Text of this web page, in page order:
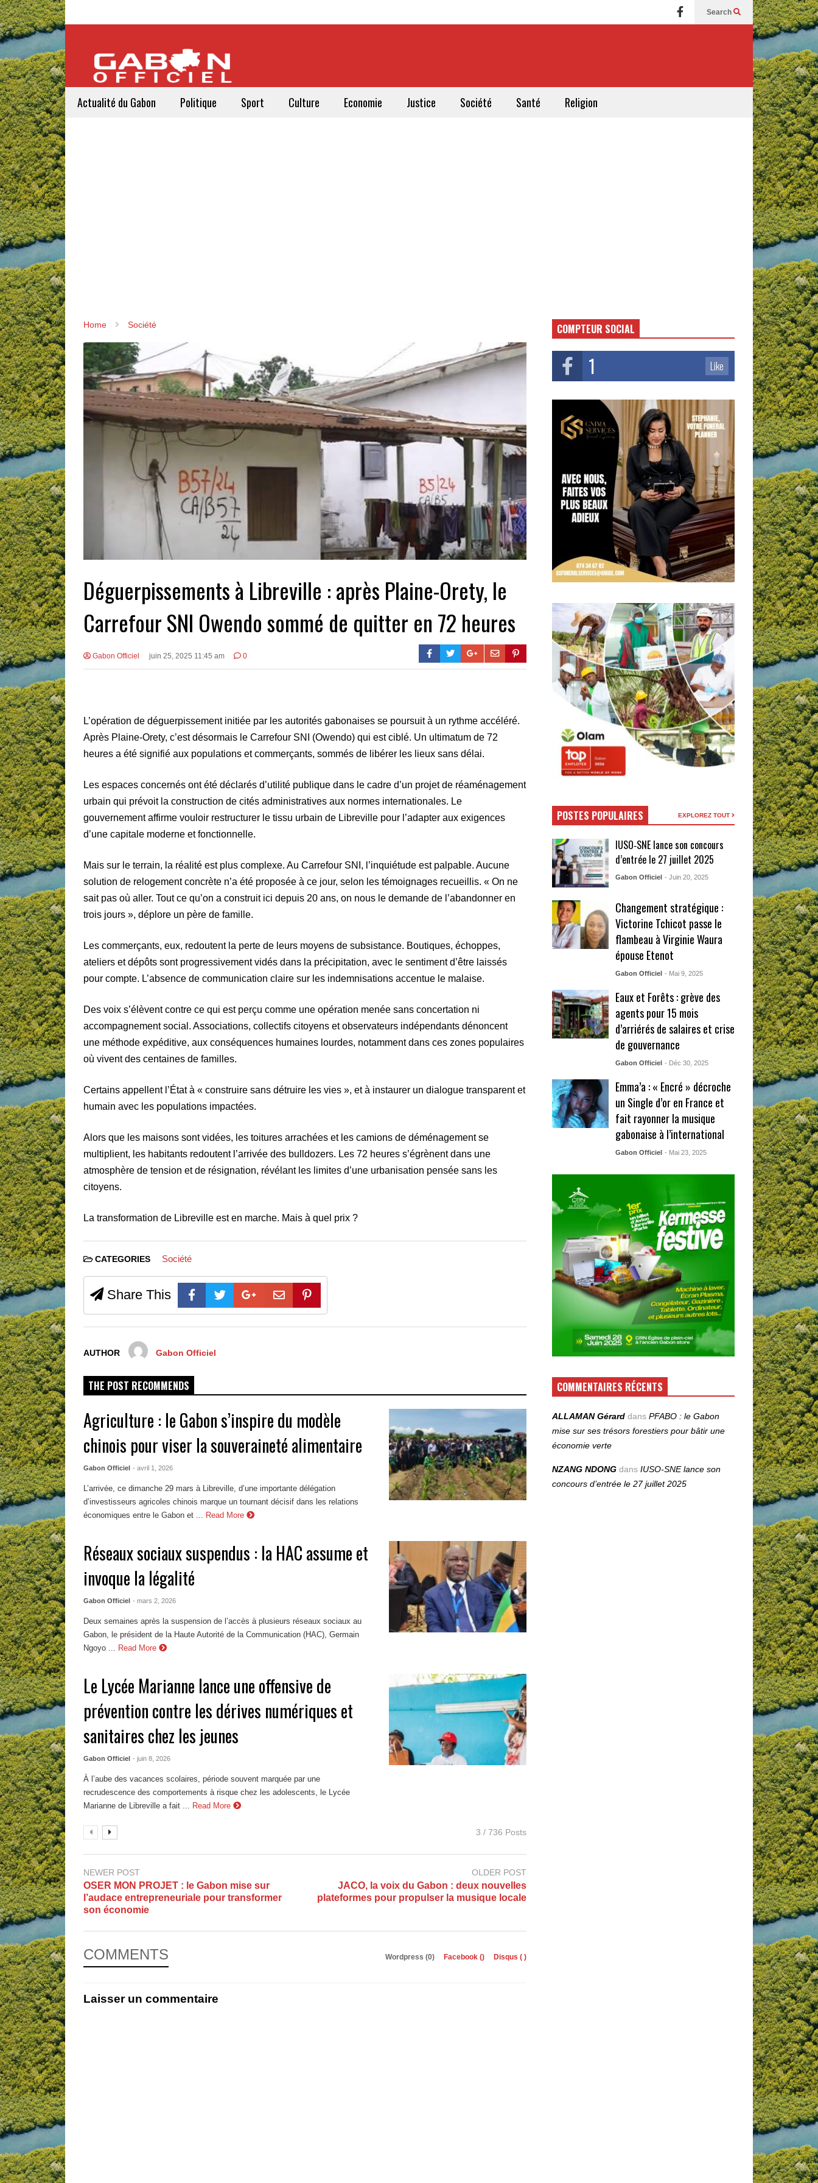
Search
Actualité du Gabon Politique Sport Culture Economie Justice Société Santé Religion
Home Société
Déguerpissements à Libreville : après Plaine-Orety, le
Carrefour SNI Owendo sommé de quitter en 72 heures
Gabon Officiel juin 25, 2025 11:45 am 0
L’opération de déguerpissement initiée par les autorités gabonaises se poursuit à un rythme accéléré.
Après Plaine-Orety, c’est désormais le Carrefour SNI (Owendo) qui est ciblé. Un ultimatum de 72
heures a été signifié aux populations et commerçants, sommés de libérer les lieux sans délai.
Les espaces concernés ont été déclarés d’utilité publique dans le cadre d’un projet de réaménagement
urbain qui prévoit la construction de cités administratives aux normes internationales. Le
gouvernement affirme vouloir restructurer le tissu urbain de Libreville pour l’adapter aux exigences
d’une capitale moderne et fonctionnelle.
Mais sur le terrain, la réalité est plus complexe. Au Carrefour SNI, l’inquiétude est palpable. Aucune
solution de relogement concrète n’a été proposée à ce jour, selon les témoignages recueillis. « On ne
sait pas où aller. Tout ce qu’on a construit ici depuis 20 ans, on nous le demande de l’abandonner en
trois jours », déplore un père de famille.
Les commerçants, eux, redoutent la perte de leurs moyens de subsistance. Boutiques, échoppes,
ateliers et dépôts sont progressivement vidés dans la précipitation, avec le sentiment d’être laissés
pour compte. L’absence de communication claire sur les indemnisations accentue le malaise.
Des voix s’élèvent contre ce qui est perçu comme une opération menée sans concertation ni
accompagnement social. Associations, collectifs citoyens et observateurs indépendants dénoncent
une méthode expéditive, aux conséquences humaines lourdes, notamment dans ces zones populaires
où vivent des centaines de familles.
Certains appellent l’État à « construire sans détruire les vies », et à instaurer un dialogue transparent et
humain avec les populations impactées.
Alors que les maisons sont vidées, les toitures arrachées et les camions de déménagement se
multiplient, les habitants redoutent l’arrivée des bulldozers. Les 72 heures s’égrènent dans une
atmosphère de tension et de résignation, révélant les limites d’une urbanisation pensée sans les
citoyens.
La transformation de Libreville est en marche. Mais à quel prix ?
CATEGORIES Société
Share This
AUTHOR Gabon Officiel
THE POST RECOMMENDS
Agriculture : le Gabon s’inspire du modèle
chinois pour viser la souveraineté alimentaire
Gabon Officiel - avril 1, 2026
L’arrivée, ce dimanche 29 mars à Libreville, d’une importante délégation
d’investisseurs agricoles chinois marque un tournant décisif dans les relations
économiques entre le Gabon et ...
Read More
Réseaux sociaux suspendus : la HAC assume et
invoque la légalité
Gabon Officiel - mars 2, 2026
Deux semaines après la suspension de l’accès à plusieurs réseaux sociaux au
Gabon, le président de la Haute Autorité de la Communication (HAC), Germain
Ngoyo ...
Read More
Le Lycée Marianne lance une offensive de
prévention contre les dérives numériques et
sanitaires chez les jeunes
Gabon Officiel - juin 8, 2026
À l’aube des vacances scolaires, période souvent marquée par une
recrudescence des comportements à risque chez les adolescents, le Lycée
Marianne de Libreville a fait ...
Read More
3 / 736 Posts
NEWER POST
OSER MON PROJET : le Gabon mise sur
l’audace entrepreneuriale pour transformer
son économie
OLDER POST
JACO, la voix du Gabon : deux nouvelles
plateformes pour propulser la musique locale
COMMENTS Wordpress (0) Facebook () Disqus ( )
Laisser un commentaire
COMPTEUR SOCIAL
1 Like
POSTES POPULAIRES EXPLOREZ TOUT
IUSO‑SNE lance son concours
d’entrée le 27 juillet 2025
Gabon Officiel - Juin 20, 2025
Changement stratégique :
Victorine Tchicot passe le
flambeau à Virginie Waura
épouse Etenot
Gabon Officiel - Mai 9, 2025
Eaux et Forêts : grève des
agents pour 15 mois
d’arriérés de salaires et crise
de gouvernance
Gabon Officiel - Déc 30, 2025
Emma’a : « Encré » décroche
un Single d’or en France et
fait rayonner la musique
gabonaise à l’international
Gabon Officiel - Mai 23, 2025
COMMENTAIRES RÉCENTS
ALLAMAN Gérard dansPFABO : le Gabon
mise sur ses trésors forestiers pour bâtir une
économie verte
NZANG NDONG dansIUSO‑SNE lance son
concours d’entrée le 27 juillet 2025